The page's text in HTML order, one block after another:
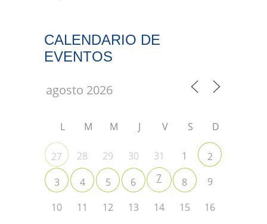
CALENDARIO DE
EVENTOS
L M M J V S D
27 28 29 30 31 1
2
3
4 5 6 7 8
9
10
11 12 13 14 15
16